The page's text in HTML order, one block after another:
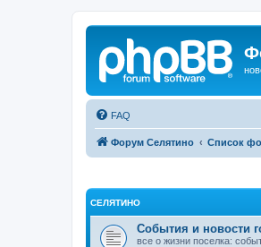
FAQ
Форум Селятино Список
СЕЛЯТИНО
События и новости
все о жизни поселка: